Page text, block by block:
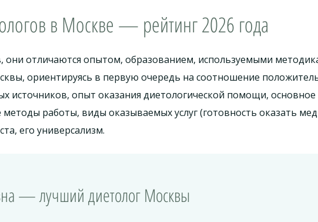
в Москве — рейтинг 2026 года
они отличаются опытом, образованием, используемыми
ориентируясь в первую очередь на соотношение
источников, опыт оказания диетологической помощи, основное
работы, виды оказываемых услуг (готовность оказать
его универсализм.
— лучший диетолог Москвы